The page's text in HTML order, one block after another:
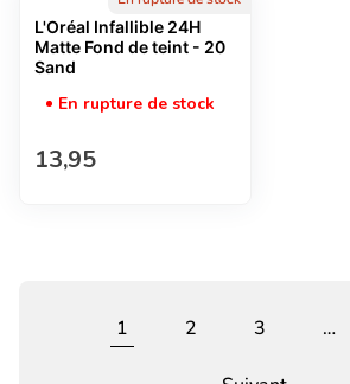
L'Oréal Infallible 24H
Matte Fond de teint - 20
Sand
En rupture de stock
Prix normal
13,95
1 2 3 …